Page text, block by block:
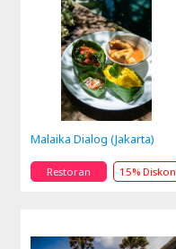
Malaika Dialog (Jakarta)
Restoran 15% Diskon